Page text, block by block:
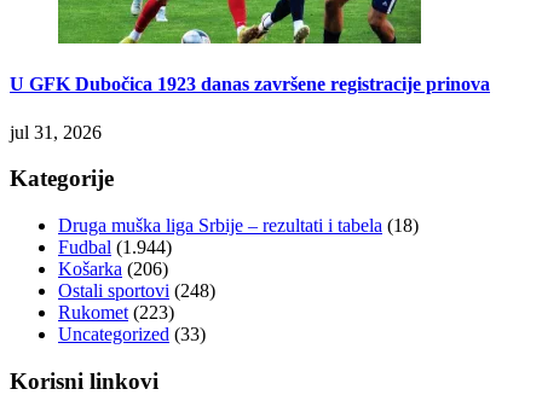
U GFK Dubočica 1923 danas završene registracije prinova
jul 31, 2026
Kategorije
Druga muška liga Srbije – rezultati i tabela (18)
Fudbal (1.944)
Košarka (206)
Ostali sportovi (248)
Rukomet (223)
Uncategorized (33)
Korisni linkovi